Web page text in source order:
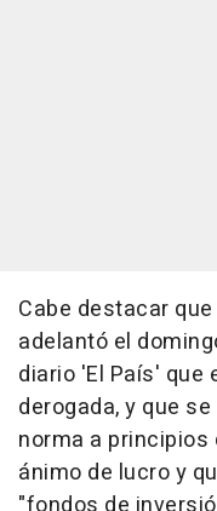
Cabe destacar
adelantó el
diario 'El País' que
derogada, y que
norma a principios
ánimo de lucro y